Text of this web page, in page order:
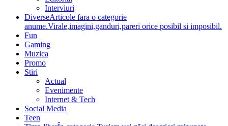
Interviuri
DiverseArticole fara o categorie
anume.Virale,imagini,ganduri,pareri orice posibil si imposibil.
Fun
Gaming
Muzica
Promo
Stiri
Actual
Evenimente
Internet & Tech
Social Media
Teen